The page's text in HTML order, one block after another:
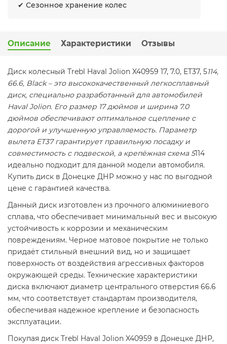
✔ Сезонное хранение колес
Описание Характеристики Отзывы
Диск колесный Trebl Haval Jolion X40959 17, 7.0, ET37, 5114,
66.6, Black – это высококачественный легкосплавный
диск, специально разработанный для автомобилей
Haval Jolion. Его размер 17 дюймов и ширина 7.0
дюймов обеспечивают оптимальное сцепление с
дорогой и улучшенную управляемость. Параметр
вылета ET37 гарантирует правильную посадку и
совместимость с подвеской, а крепёжная схема 5114
идеально подходит для данной модели автомобиля.
Купить диск в Донецке ДНР можно у нас по выгодной
цене с гарантией качества.
Данный диск изготовлен из прочного алюминиевого
сплава, что обеспечивает минимальный вес и высокую
устойчивость к коррозии и механическим
повреждениям. Черное матовое покрытие не только
придаёт стильный внешний вид, но и защищает
поверхность от воздействия агрессивных факторов
окружающей среды. Технические характеристики
диска включают диаметр центрального отверстия 66.6
мм, что соответствует стандартам производителя,
обеспечивая надежное крепление и безопасность
эксплуатации.
Покупая диск Trebl Haval Jolion X40959 в Донецке ДНР,